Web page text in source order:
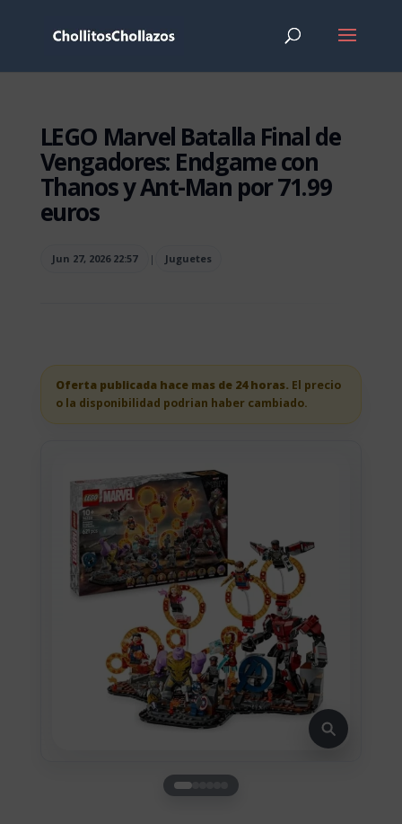
LEGO Marvel Batalla Final de
Vengadores: Endgame con
Thanos y Ant-Man por 71.99
euros
Jun 27, 2026 22:57 | Juguetes
Oferta publicada hace mas de 24 horas. El precio
o la disponibilidad podrian haber cambiado.